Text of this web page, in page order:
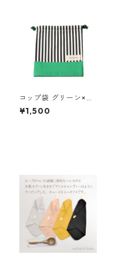
コップ袋 グリーン×ス
トライプ 85-72895-1
¥1,500